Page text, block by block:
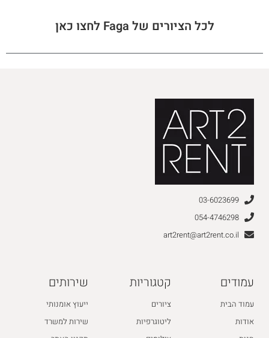
לכל הציורים של Faga לחצו כאן
03-6023699
054-4746298
art2rent@art2rent.co.il
עמודים
עמוד הבית
אודות
קטגוריות
ציורים
ליטוגרפיות
שירותים
ייעוץ אומנותי
שירות למשרד